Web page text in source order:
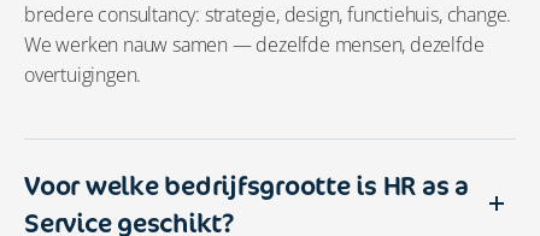
bredere consultancy: strategie, design, functiehuis, change.
We werken nauw samen — dezelfde mensen, dezelfde
overtuigingen.
Voor welke bedrijfsgrootte is HR as a
Service geschikt?